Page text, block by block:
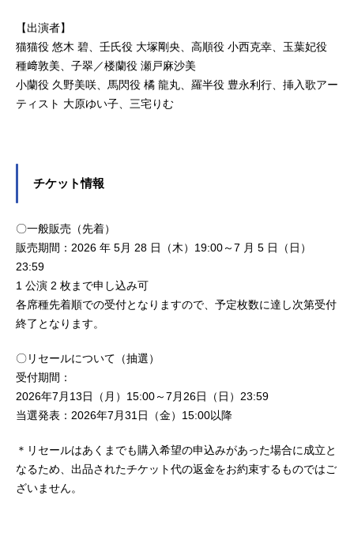
【出演者】
猫猫役 悠木 碧、壬氏役 大塚剛央、高順役 小西克幸、玉葉妃役
種﨑敦美、子翠／楼蘭役 瀬戸麻沙美
小蘭役 久野美咲、馬閃役 橘 龍丸、羅半役 豊永利行、挿入歌アー
ティスト 大原ゆい子、三宅りむ
チケット情報
〇一般販売（先着）
販売期間：2026 年 5月 28 日（木）19:00～7 月 5 日（日）
23:59
1 公演 2 枚まで申し込み可
各席種先着順での受付となりますので、予定枚数に達し次第受付
終了となります。
〇リセールについて（抽選）
受付期間：
2026年7月13日（月）15:00～7月26日（日）23:59
当選発表：2026年7月31日（金）15:00以降
＊リセールはあくまでも購入希望の申込みがあった場合に成立と
なるため、出品されたチケット代の返金をお約束するものではご
ざいません。